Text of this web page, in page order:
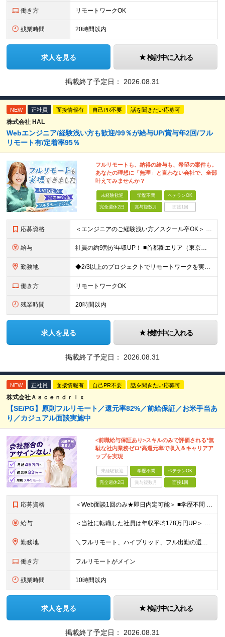
働き方 リモートワークOK
残業時間 20時間以内
求人を見る 検討中に入れる
掲載終了予定日： 2026.08.31
NEW 正社員 面接情報有 自己PR不要 話を聞きたい応募可
株式会社 HAL
Webエンジニア/経験浅い方も歓迎/99％が給与UP/賞与年2回/フル
リモート有/定着率95％
フルリモートも、納得の給与も、希望の案件も。
あなたの理想に「無理」と言わない会社で、全部
叶えてみませんか？
未経験歓迎 学歴不問 ベテランOK
完全週休2日 賞与複数月 面接1回
応募資格 ＜エンジニアのご経験浅い方／スクール卒OK＞ ◆学歴不問 ◆未経験OK ＜こんな方は大歓迎！＞ ◎今の収入に不満がある方 ◎新しい言語・スキルに挑戦したい方 ◎腰を据えて活躍したい方 ◎頑張りを評価
給与 社員の約9割が年収UP！ ■首都圏エリア（東京、神奈川、千葉、埼玉勤務） 月給25万円～26万円（固定残業代含む） ※固定残業代は、時間外労働の有無に関わらず17時間分を30,000円～31,200
勤務地 ◆2/3以上のプロジェクトでリモートワークを実施中！ ≪自社拠点≫ ・東京本社／東京都千代田区丸の内二丁目6番1号 丸の内パークビルディング6階 ・関西支社／⼤阪府⼤阪市中央区安⼟町2-3-13 ⼤
働き方 リモートワークOK
残業時間 20時間以内
求人を見る 検討中に入れる
掲載終了予定日： 2026.08.31
NEW 正社員 面接情報有 自己PR不要 話を聞きたい応募可
株式会社Ａｓｃｅｎｄｒｉｘ
【SE/PG】原則フルリモート／還元率82%／前給保証／お米手当あ
り／カジュアル面談実施中
<前職給与保証あり>スキルのみで評価される*無
駄な社内業務ゼロ*高還元率で収入＆キャリアア
ップを実現
未経験歓迎 学歴不問 ベテランOK
完全週休2日 賞与複数月 面接1回
応募資格 ＜Web面談1回のみ★即日内定可能＞ ■学歴不問 ■エンジニアとしての実務経験1年以上 （開発・インフラ・技術・工程など不問）
給与 ＜当社に転職した社員は年収平均178万円UP＞ 月給45万円～120万円＋賞与＋各手当 ※経験・能力などを考慮の上、決定します ※案件の契約内容（月単金など）や昇給、賞与額はすべてシステム上で開示し
勤務地 ＼フルリモート、ハイブリッド、フル出勤の選択可＆帰社日なし／ 【下記エリアを中心とするクライアント先または自宅にて勤務】 ■首都圏：東京・埼玉・千葉・神奈川 ■関西：大阪・兵庫・京都・滋賀・奈良・和
働き方 フルリモートがメイン
残業時間 10時間以内
求人を見る 検討中に入れる
掲載終了予定日： 2026.08.31